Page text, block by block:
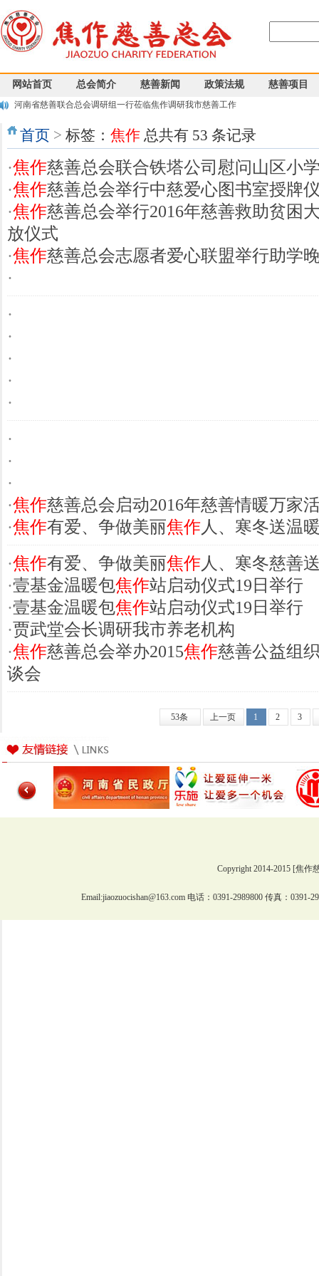
网站首页 总会简介 慈善新闻 政策法规 慈善项目
河南省慈善联合总会调研组一行莅临焦作调研我市慈善工作
焦作慈善总会2023年审计情况公示
安阳市慈善总会莅焦考察交流慈善工作
焦作2024年“乡村振兴 豫善同行”活动工作推进会议召开
焦作慈善总会第四届会员大会第二次会议暨四届二次理事会顺利召开
盛国民副会长一行莅焦督导调研慈善工作
小额爱心基金设立情况公示
关于甘肃省临夏州积石山县发生6.2级地震募捐倡议书
河南省民政厅关于2023年度—2025年度公益性社会组织捐赠税前扣除资格等有关
首页 > 标签： 焦作 总共有 53 条记录
·焦作慈善总会联合铁塔公司慰问山区小
·焦作慈善总会举行中慈爱心图书室授牌
·焦作慈善总会举行2016年慈善救助贫困
放仪式
·焦作慈善总会志愿者爱心联盟举行助学
·
·
·
·
·
·
·
·
·
·焦作慈善总会启动2016年慈善情暖万家
·焦作有爱、争做美丽焦作人、寒冬送温
·焦作有爱、争做美丽焦作人、寒冬慈善
·壹基金温暖包焦作站启动仪式19日举行
·壹基金温暖包焦作站启动仪式19日举行
·贾武堂会长调研我市养老机构
·焦作慈善总会举办2015焦作慈善公益组
谈会
53条 上一页 1 2 3
Copyright 2014-2015 [焦作
Email:jiaozuocishan@163.com 电话：0391-2989800 传真：